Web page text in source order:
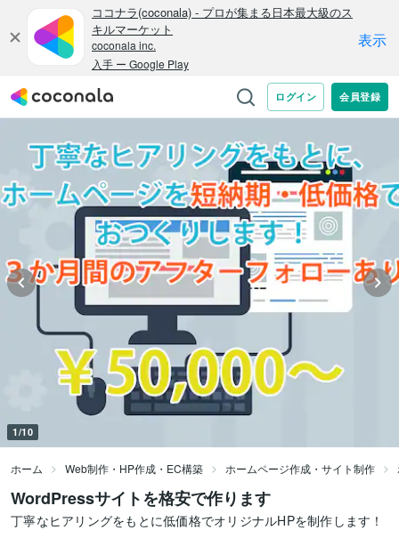
1/10
ホーム Web制作・HP作成・EC構築 ホームページ作成・サイト制作
WordPressサイトを格安で作ります
丁寧なヒアリングをもとに低価格でオリジナルHPを制作します！